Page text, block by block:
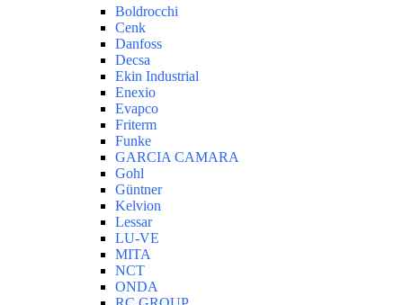
Boldrocchi
Cenk
Danfoss
Decsa
Ekin Industrial
Enexio
Evapco
Friterm
Funke
GARCIA CAMARA
Gohl
Güntner
Kelvion
Lessar
LU-VE
MITA
NCT
ONDA